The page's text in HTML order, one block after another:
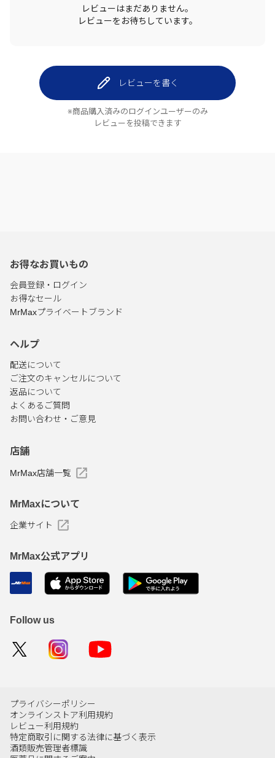
レビューはまだありません。
レビューをお待ちしています。
レビューを書く
※商品購入済みのログインユーザーのみ
レビューを投稿できます
お得なお買いもの
会員登録・ログイン
お得なセール
MrMaxプライベートブランド
ヘルプ
配送について
ご注文のキャンセルについて
返品について
よくあるご質問
お問い合わせ・ご意見
店舗
MrMax店舗一覧
MrMaxについて
企業サイト
MrMax公式アプリ
Follow us
プライバシーポリシー
オンラインストア利用規約
レビュー利用規約
特定商取引に関する法律に基づく表示
酒類販売管理者標識